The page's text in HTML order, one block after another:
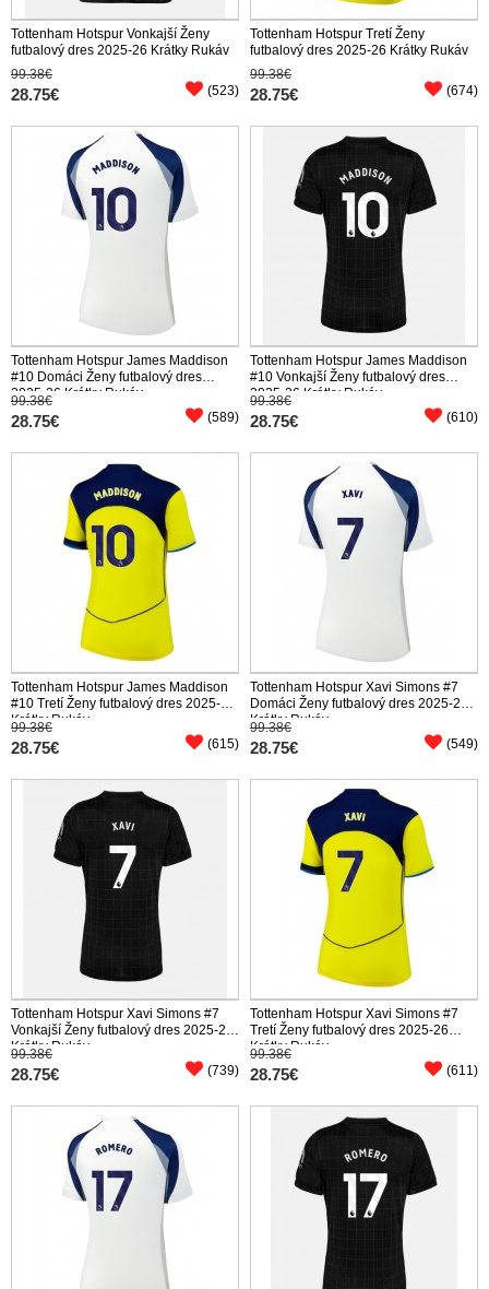
Tottenham Hotspur Vonkajší Ženy
futbalový dres 2025-26 Krátky Rukáv
99.38€
28.75€ (523)
Tottenham Hotspur Tretí Ženy
futbalový dres 2025-26 Krátky Rukáv
99.38€
28.75€ (674)
Tottenham Hotspur James Maddison
#10 Domáci Ženy futbalový dres
2025-26 Krátky Rukáv
99.38€
28.75€ (589)
Tottenham Hotspur James Maddison
#10 Vonkajší Ženy futbalový dres
2025-26 Krátky Rukáv
99.38€
28.75€ (610)
Tottenham Hotspur James Maddison
#10 Tretí Ženy futbalový dres 2025-26
Krátky Rukáv
99.38€
28.75€ (615)
Tottenham Hotspur Xavi Simons #7
Domáci Ženy futbalový dres 2025-26
Krátky Rukáv
99.38€
28.75€ (549)
Tottenham Hotspur Xavi Simons #7
Vonkajší Ženy futbalový dres 2025-26
Krátky Rukáv
99.38€
28.75€ (739)
Tottenham Hotspur Xavi Simons #7
Tretí Ženy futbalový dres 2025-26
Krátky Rukáv
99.38€
28.75€ (611)